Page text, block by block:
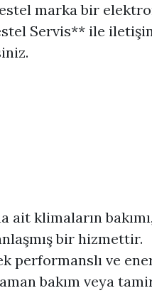
marka bir
Servis** ile
ait klimaların bakımı,
bir hizmettir.
performanslı ve
bakım veya